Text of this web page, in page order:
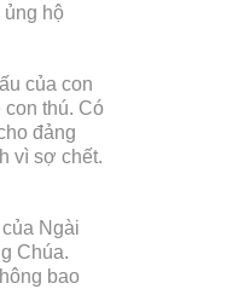
ủng hộ
của con
thú. Có
đảng
vì sợ chết.
Ngài
Chúa.
bao